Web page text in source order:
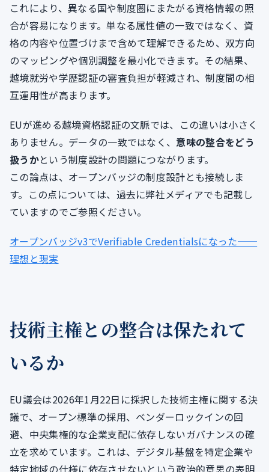
これにより、異なる国や制度圏にまたがる資格情報の照
合が容易になります。単なる属性値の一致ではなく、資
格の内容や位置づけまで含めて理解できるため、双方向
のマッピングや個別調整を最小化できます。その結果、
越境就労や学歴認証の審査負担が軽減され、制度間の相
互運用性が高まります。
EUが進める越境資格認証の文脈では、この違いは小さく
ありません。データの一致ではなく、意味の整合をどう
扱うかという制度設計の問題につながります。
この論点は、オープンバッジの制度設計とも接続しま
す。この点については、過去に弊社メディアでも記載し
ていますのでご参照ください。
オープンバッジv3でVerifiable Credentialsになった──
理想と現実
技術主権との整合は保たれて
いるか
EU議会は2026年1月22日に採択した技術主権に関する決
議で、オープン標準の採用、ベンダーロックインの回
避、中央集権的な企業支配に依存しないガバナンスの確
立を求めています。これは、デジタル基盤を特定企業や
特定地域の仕様に依存させないという政治的意思の表明